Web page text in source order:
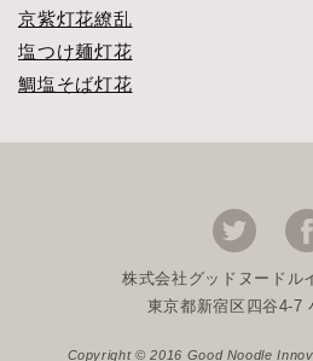
京紫灯花繚乱
塩つけ麺灯花
鯛塩そば灯花
株式会社グッドヌードル
東京都新宿区四谷4-7
Copyright © 2016 Good Noodle